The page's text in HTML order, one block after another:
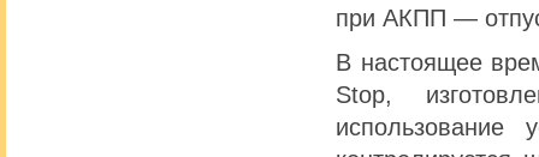
при АКПП —
В настоящее
Stop,
использование